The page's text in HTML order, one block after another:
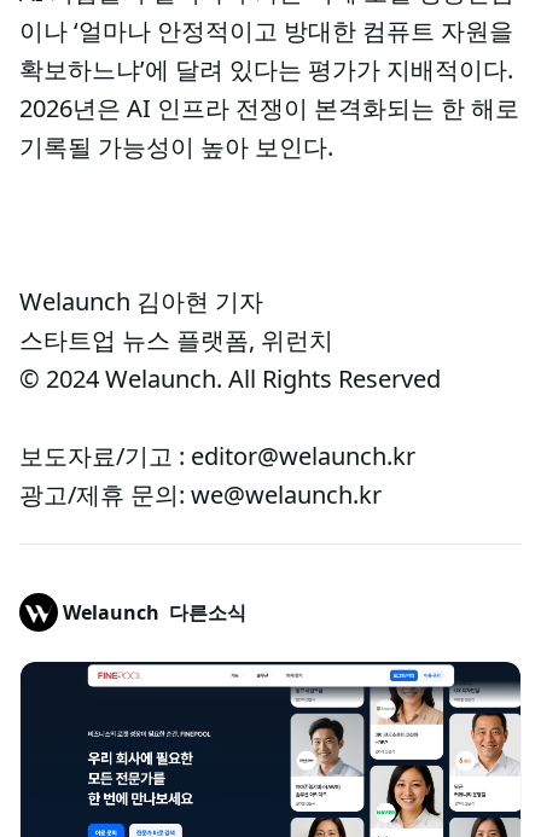
이나 ‘얼마나 안정적이고 방대한 컴퓨트 자원을
확보하느냐’에 달려 있다는 평가가 지배적이다.
2026년은 AI 인프라 전쟁이 본격화되는 한 해로
기록될 가능성이 높아 보인다.
Welaunch 김아현 기자
스타트업 뉴스 플랫폼, 위런치
© 2024 Welaunch. All Rights Reserved
보도자료/기고 : editor@welaunch.kr
광고/제휴 문의: we@welaunch.kr
Welaunch 다른소식